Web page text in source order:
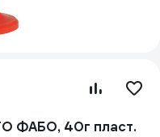
ФАБО, 40г пласт.